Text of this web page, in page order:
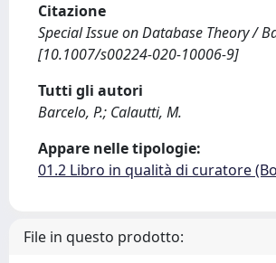
Citazione
Special Issue on Database Theory /
[10.1007/s00224-020-10006-9]
Tutti gli autori
Barcelo, P.; Calautti, M.
Appare nelle tipologie:
01.2 Libro in qualità di curatore
File in questo prodotto: